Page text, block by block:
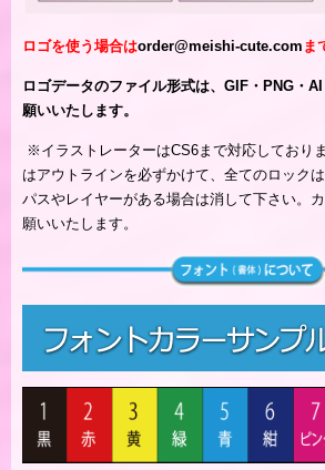
ロゴを使う場合はorder@meishi-cute.com ま
ロゴデータのファイル形式は、GIF・PNG・
願いいたします。
※ イラストレーターはCS6まで対応しており
はアウトラインを必ずかけて、全てのロック
パスやレイヤーがある場合は消して下さい。
願いいたします。